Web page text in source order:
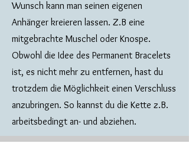
Wunsch kann man seinen eigenen
Anhänger kreieren lassen. Z.B eine
mitgebrachte Muschel oder Knospe.
Obwohl die Idee des Permanent Bracelets
ist, es nicht mehr zu entfernen, hast du
trotzdem die Möglichkeit einen Verschluss
anzubringen. So kannst du die Kette z.B.
arbeitsbedingt an- und abziehen.